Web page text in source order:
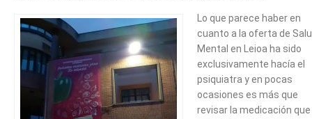
Lo que parece haber en
cuanto a la oferta de
Mental en Leioa ha sido
exclusivamente hacía el
psiquiatra y en pocas
ocasiones es más que
revisar la medicación que